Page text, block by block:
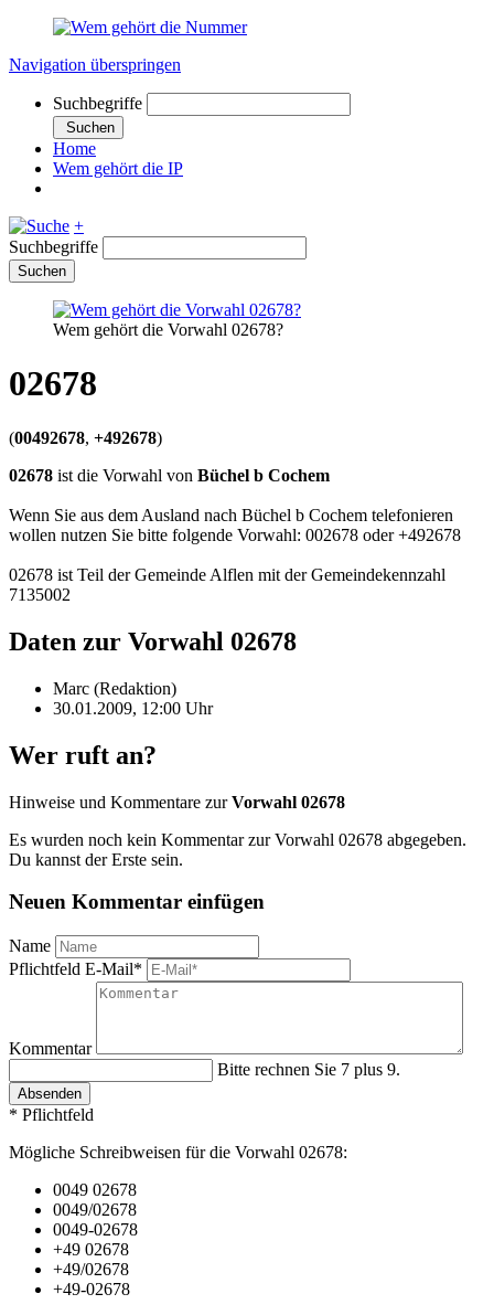
Navigation überspringen
Suchbegriffe
Suchen
Home
Wem gehört die IP
+
Suchbegriffe
Suchen
Wem gehört die Vorwahl 02678?
02678
(00492678, +492678)
02678 ist die Vorwahl von Büchel b Cochem
Wenn Sie aus dem Ausland nach Büchel b Cochem telefonieren
wollen nutzen Sie bitte folgende Vorwahl: 002678 oder +492678
02678 ist Teil der Gemeinde Alflen mit der Gemeindekennzahl
7135002
Daten zur Vorwahl 02678
Marc (Redaktion)
30.01.2009, 12:00 Uhr
Wer ruft an?
Hinweise und Kommentare zurVorwahl 02678
Es wurden noch kein Kommentar zur Vorwahl 02678 abgegeben.
Du kannst der Erste sein.
Neuen Kommentar einfügen
Name
Pflichtfeld E-Mail*
Kommentar
Bitte rechnen Sie 7 plus 9.
Absenden
* Pflichtfeld
Mögliche Schreibweisen für die Vorwahl 02678:
0049 02678
0049/02678
0049-02678
+49 02678
+49/02678
+49-02678